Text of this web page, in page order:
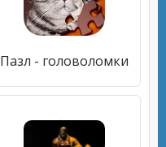
Пазл - головоломки